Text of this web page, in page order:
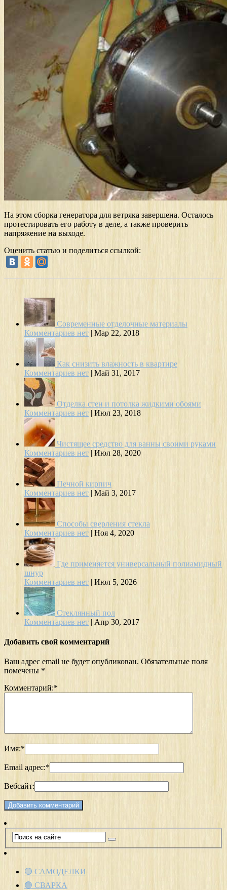
На этом сборка генератора для ветряка завершена. Осталось
протестировать его работу в деле, а также проверить
напряжение на выходе.
Оценить статью и поделиться ссылкой:
Современные отделочные материалы
Комментариев нет | Мар 22, 2018
Как снизить влажность в квартире
Комментариев нет | Май 31, 2017
Отделка стен и потолка жидкими обоями
Комментариев нет | Июл 23, 2018
Чистящее средство для ванны своими руками
Комментариев нет | Июл 28, 2020
Печной кирпич
Комментариев нет | Май 3, 2017
Способы сверления стекла
Комментариев нет | Ноя 4, 2020
Где применяется универсальный полиамидный
шнур
Комментариев нет | Июл 5, 2026
Стеклянный пол
Комментариев нет | Апр 30, 2017
Добавить свой комментарий
Ваш адрес email не будет опубликован. Обязательные поля
помечены *
Комментарий:*
Имя:*
Email адрес:*
Вебсайт:
🟢 САМОДЕЛКИ
🟢 СВАРКА